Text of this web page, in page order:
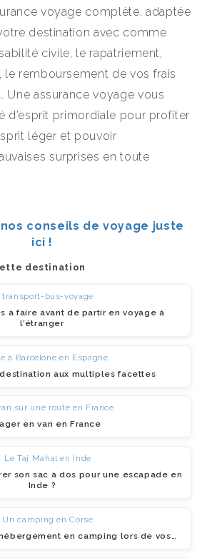
voyage complète, adaptée
destination avec comme
civile, le rapatriement,
le remboursement de vos frais
Une assurance voyage vous
d’esprit primordiale pour profiter
léger et pouvoir
surprises en toute
conseils de voyage juste
ici !
destination
à faire avant de partir en voyage à
l’étranger
destination aux multiples facettes
en van en France
son sac à dos pour une escapade en
Inde ?
en camping lors de vos…